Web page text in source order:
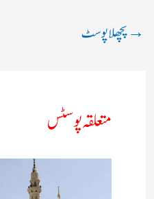
→پچھلا پوسٹ
متعلقہ پوسٹس